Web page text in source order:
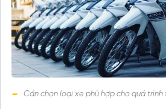
Cần chọn loại xe phù hợp cho quá trình